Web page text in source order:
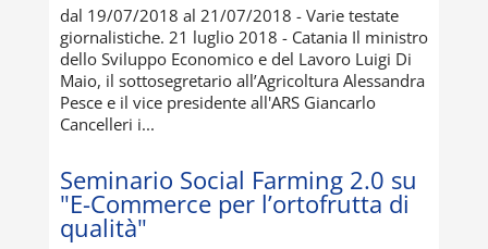
dal 19/07/2018 al 21/07/2018 - Varie testate
giornalistiche. 21 luglio 2018 - Catania Il ministro
dello Sviluppo Economico e del Lavoro Luigi Di
Maio, il sottosegretario all’Agricoltura Alessandra
Pesce e il vice presidente all'ARS Giancarlo
Cancelleri i...
Seminario Social Farming 2.0 su
"E-Commerce per l’ortofrutta di
qualità"